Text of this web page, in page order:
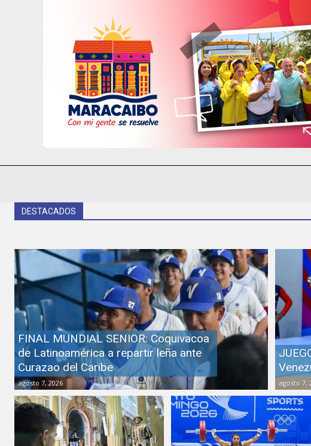
DESTACADOS
FINAL MUNDIAL SENIOR: Coquivacoa
de Latinoamérica a repartir leña ante
Curazao del Caribe
agosto 7, 2026 agosto 7,